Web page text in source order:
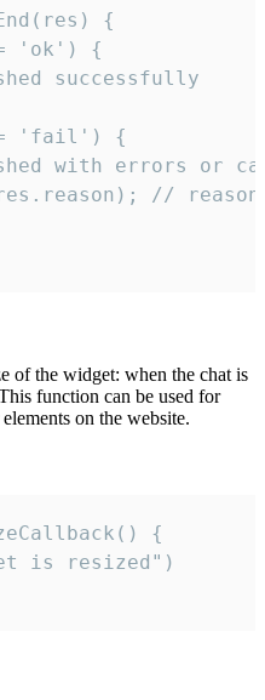
{
'ok') {
successfully
'fail') {
with errors or
//
of the widget: when the chat is
function can be used for
on the website.
{
is resized")